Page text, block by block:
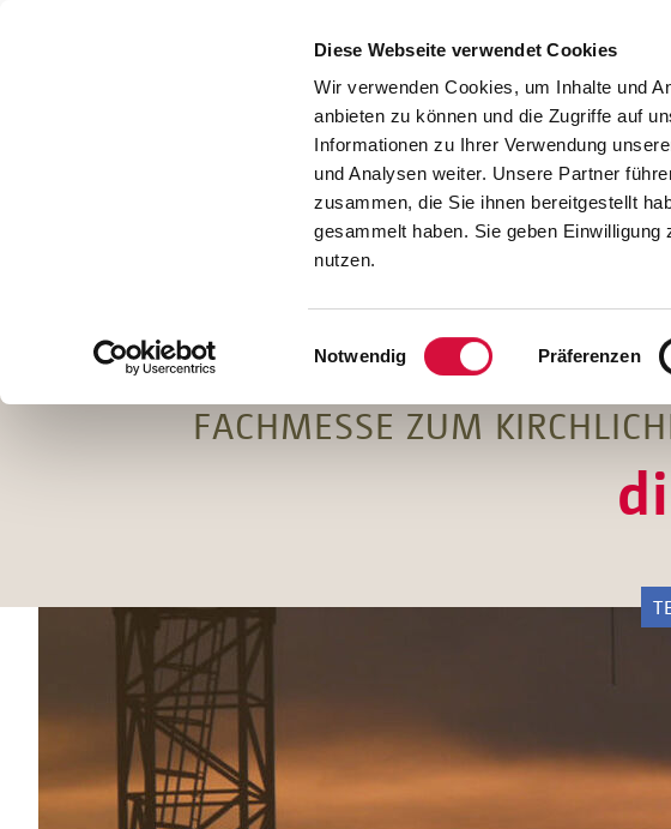
Diese Webseite verwendet Cookies
Wir verwenden Cookies, um Inhalte und
anbieten zu können und die Zugriffe auf
Informationen zu Ihrer Verwendung
und Analysen weiter. Unsere Partner
zusammen, die Sie ihnen bereitgestellt
gesammelt haben. Sie geben
nutzen.
Einwilligungsauswahl
Notwendig Präferenzen
Hilfen
FACHMESSE ZUM